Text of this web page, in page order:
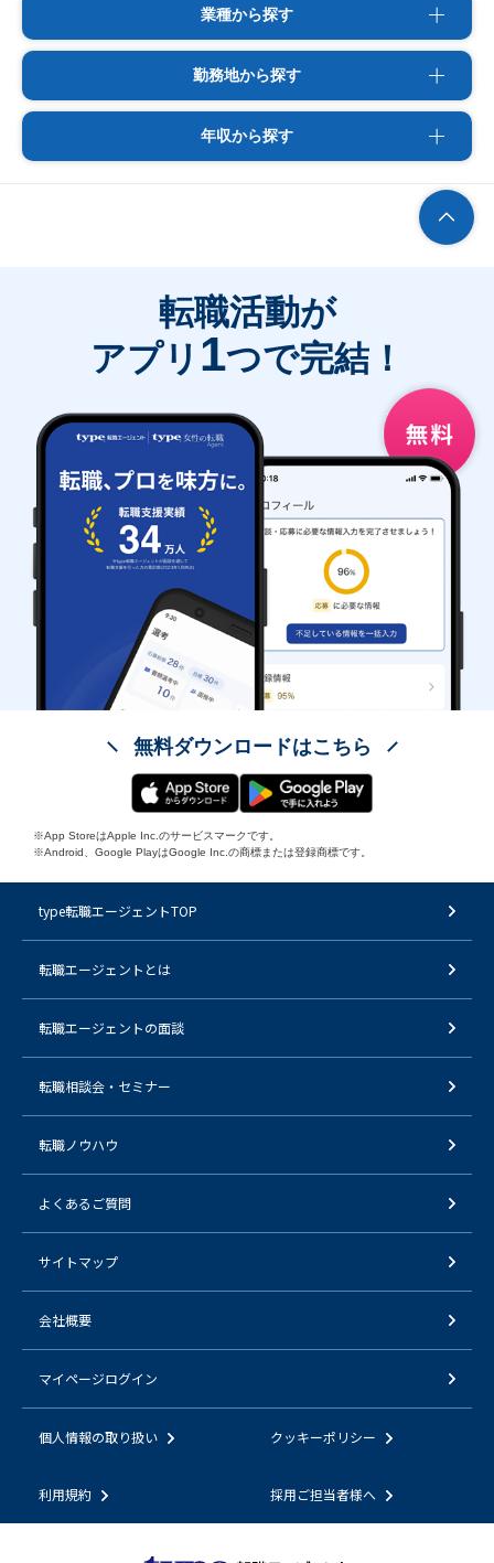
業種から探す
勤務地から探す
年収から探す
転職活動が
アプリ 1つで完結！
無料ダウンロードはこちら
※App StoreはApple Inc.のサービスマークです。
※Android、Google PlayはGoogle Inc.の商標または登録商標です。
type転職エージェントTOP
転職エージェントとは
転職エージェントの面談
転職相談会・セミナー
転職ノウハウ
よくあるご質問
サイトマップ
会社概要
マイページログイン
個人情報の取り扱い クッキーポリシー
利用規約 採用ご担当者様へ